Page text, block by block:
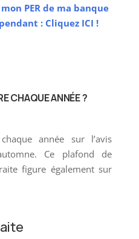
PER de ma banque
: Cliquez ICI !
CHAQUE ANNÉE ?
année sur l’avis
Ce plafond de
figure également sur